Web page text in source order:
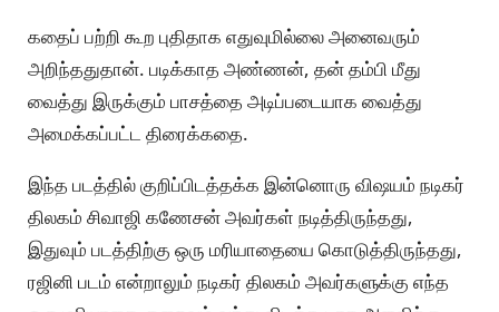
கதைப் பற்றி கூற புதிதாக எதுவுமில்லை அனைவரும்
அறிந்ததுதான். படிக்காத அண்ணன், தன் தம்பி மீது
வைத்து இருக்கும் பாசத்தை அடிப்படையாக வைத்து
அமைக்கப்பட்ட திரைக்கதை.
இந்த படத்தில் குறிப்பிடத்தக்க இன்னொரு விஷயம் நடிகர்
திலகம் சிவாஜி கணேசன் அவர்கள் நடித்திருந்தது,
இதுவும் படத்திற்கு ஒரு மரியாதையை கொடுத்திருந்தது,
ரஜினி படம் என்றாலும் நடிகர் திலகம் அவர்களுக்கு எந்த